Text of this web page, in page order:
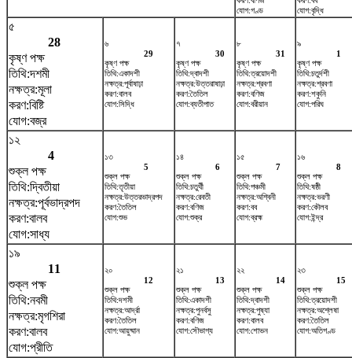
যোগ:গণ্ড
যোগ:বৃদ্ধি
৫
28
কৃষ্ণ পক্ষ
তিথি:দশমী
নক্ষত্র:মূলা
করণ:বিষ্টি
যোগ:বজ্র
৬
29
কৃষ্ণ পক্ষ
তিথি:একাদশী
নক্ষত্র:পূর্বাষাঢ়া
করণ:বালব
যোগ:সিদ্ধি
৭
30
কৃষ্ণ পক্ষ
তিথি:দ্বাদশী
নক্ষত্র:উত্তরাষাঢ়া
করণ:তৈতিল
যোগ:ব্যতীপাত
৮
31
কৃষ্ণ পক্ষ
তিথি:ত্রয়োদশী
নক্ষত্র:শ্রবণা
করণ:বণিজ
যোগ:বরীয়ান
৯
1
কৃষ্ণ পক্ষ
তিথি:চতুর্দশী
নক্ষত্র:শ্রবণা
করণ:শকুনি
যোগ:পরিঘ
১২
4
শুক্ল পক্ষ
তিথি:দ্বিতীয়া
নক্ষত্র:পূর্বভাদ্রপদ
করণ:বালব
যোগ:সাধ্য
১৩
5
শুক্ল পক্ষ
তিথি:তৃতীয়া
নক্ষত্র:উত্তরভাদ্রপদ
করণ:তৈতিল
যোগ:শুভ
১৪
6
শুক্ল পক্ষ
তিথি:চতুর্থী
নক্ষত্র:রেবতী
করণ:বণিজ
যোগ:শুক্র
১৫
7
শুক্ল পক্ষ
তিথি:পঞ্চমী
নক্ষত্র:অশ্বিনী
করণ:বব
যোগ:ব্রহ্ম
১৬
8
শুক্ল পক্ষ
তিথি:ষষ্ঠী
নক্ষত্র:ভরণী
করণ:কৌলব
যোগ:ইন্দ্র
১৯
11
শুক্ল পক্ষ
তিথি:নবমী
নক্ষত্র:মৃগশিরা
করণ:বালব
যোগ:প্রীতি
২০
12
শুক্ল পক্ষ
তিথি:দশমী
নক্ষত্র:আর্দ্রা
করণ:তৈতিল
যোগ:আয়ুষ্মান
২১
13
শুক্ল পক্ষ
তিথি:একাদশী
নক্ষত্র:পুনর্বসু
করণ:বণিজ
যোগ:সৌভাগ্য
২২
14
শুক্ল পক্ষ
তিথি:দ্বাদশী
নক্ষত্র:পুষ্যা
করণ:বালব
যোগ:শোভন
২৩
15
শুক্ল পক্ষ
তিথি:ত্রয়োদশী
নক্ষত্র:অশ্লেষা
করণ:তৈতিল
যোগ:অতিগণ্ড